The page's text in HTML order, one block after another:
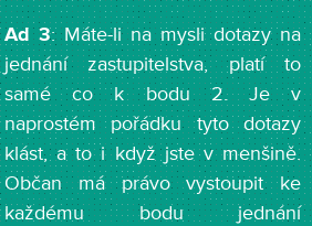
Ad 3: Máte-li na mysli dotazy na
jednání zastupitelstva, platí to
samé co k bodu 2. Je v
naprostém pořádku tyto dotazy
klást, a to i když jste v menšině.
Občan má právo vystoupit ke
každému bodu jednání